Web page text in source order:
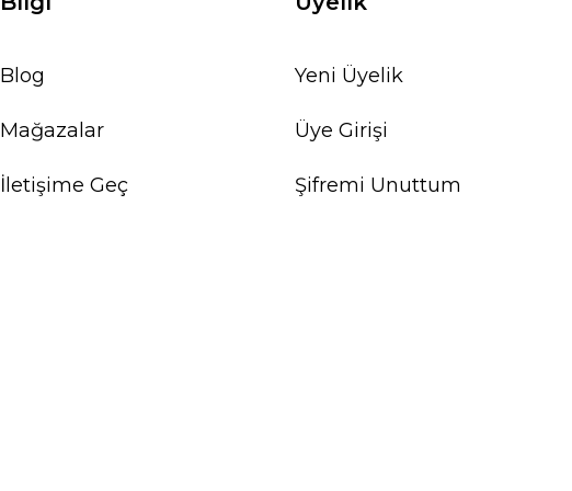
Blog
Mağazalar
İletişime Geç
Yeni Üyelik
Üye Girişi
Şifremi Unuttum